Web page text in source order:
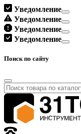
Уведомление
Уведомление
Уведомление
Уведомление
Поиск по сайту